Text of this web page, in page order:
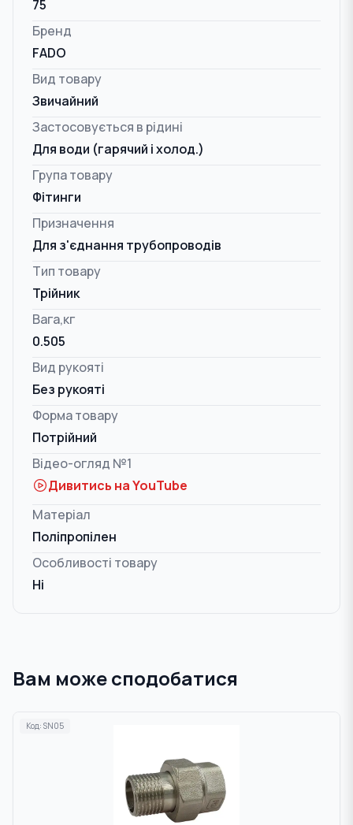
75
Бренд
FADO
Вид товару
Звичайний
Застосовується в рідині
Для води (гарячий і холод.)
Група товару
Фітинги
Призначення
Для з'єднання трубопроводів
Тип товару
Трійник
Вага,кг
0.505
Вид рукояті
Без рукояті
Форма товару
Потрійний
Відео-огляд №1
Дивитись на YouTube
Матеріал
Поліпропілен
Особливості товару
Ні
Вам може сподобатися
Код: SN05